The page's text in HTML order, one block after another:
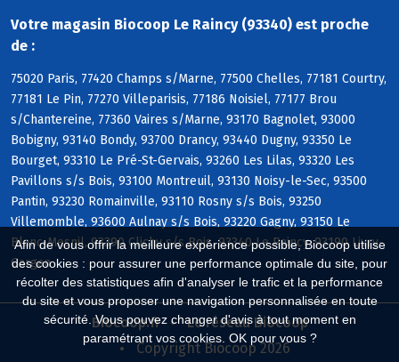
Afin de vous offrir la meilleure expérience possible, Biocoop utilise
des cookies : pour assurer une performance optimale du site, pour
récolter des statistiques afin d'analyser le trafic et la performance
du site et vous proposer une navigation personnalisée en toute
sécurité. Vous pouvez changer d'avis à tout moment en
paramétrant vos cookies. OK pour vous ?
Votre magasin Biocoop Le Raincy (93340) est proche
de :
75020 Paris, 77420 Champs s/Marne, 77500 Chelles, 77181 Courtry,
77181 Le Pin, 77270 Villeparisis, 77186 Noisiel, 77177 Brou
s/Chantereine, 77360 Vaires s/Marne, 93170 Bagnolet, 93000
Bobigny, 93140 Bondy, 93700 Drancy, 93440 Dugny, 93350 Le
Bourget, 93310 Le Pré-St-Gervais, 93260 Les Lilas, 93320 Les
Pavillons s/s Bois, 93100 Montreuil, 93130 Noisy-le-Sec, 93500
Pantin, 93230 Romainville, 93110 Rosny s/s Bois, 93250
Villemomble, 93600 Aulnay s/s Bois, 93220 Gagny, 93150 Le
Blanc-Mesnil, 93390 Clichy s/s Bois, 93340 Le Raincy, 93190 Livry-
Gargan
Biocoop.fr
Le réseau Biocoop
Copyright Biocoop 2026